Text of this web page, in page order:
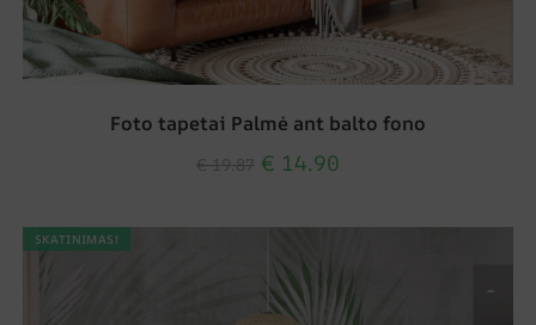
Foto tapetai Palmė ant balto fono
€ 14.90
SKATINIMAS!